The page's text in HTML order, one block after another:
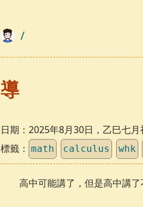
/
導
日期： 2025年8月30日，乙巳七月
標籤： math calculus whk
高中可能講了，但是高中講了